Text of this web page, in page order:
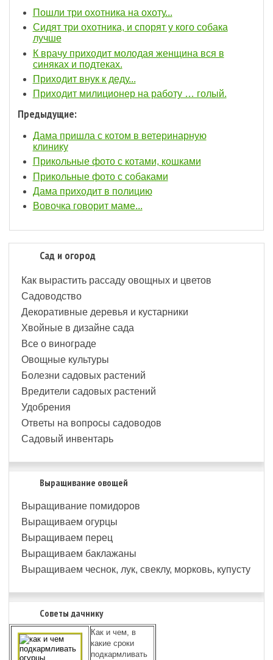
Пошли три охотника на охоту...
Сидят три охотника, и спорят у кого собака
лучше
К врачу приходит молодая женщина вся в
синяках и подтеках.
Приходит внук к деду...
Приходит милиционер на работу … голый.
Предыдущие:
Дама пришла с котом в ветеринарную
клинику
Прикольные фото с котами, кошками
Прикольные фото с собаками
Дама приходит в полицию
Вовочка говорит маме...
Сад и огород
Как вырастить рассаду овощных и цветов
Садоводство
Декоративные деревья и кустарники
Хвойные в дизайне сада
Все о винограде
Овощные культуры
Болезни садовых растений
Вредители садовых растений
Удобрения
Ответы на вопросы садоводов
Садовый инвентарь
Выращивание овощей
Выращивание помидоров
Выращиваем огурцы
Выращиваем перец
Выращиваем баклажаны
Выращиваем чеснок, лук, свеклу, морковь, купусту
Советы дачнику
Как и чем, в
какие сроки
подкармливать